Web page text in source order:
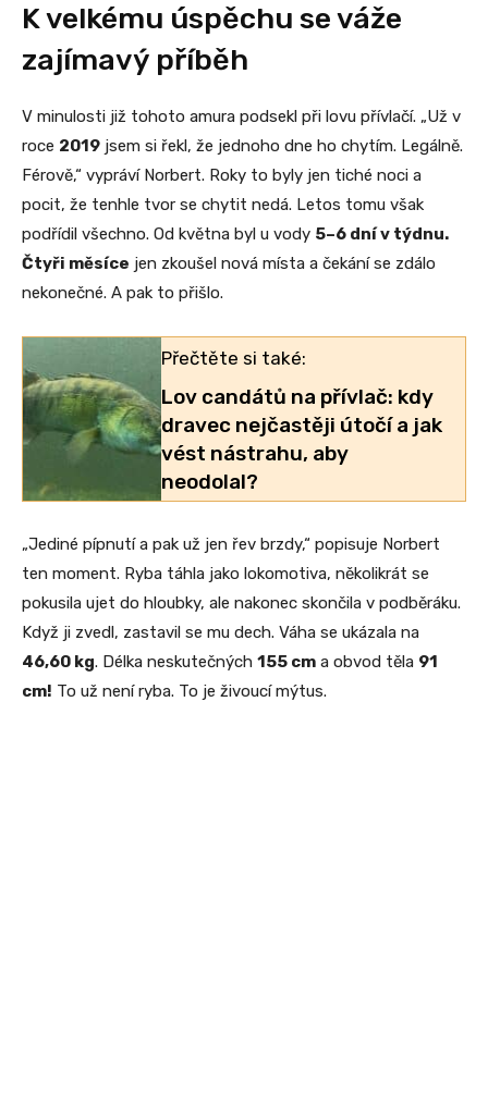
K velkému úspěchu se váže
zajímavý příběh
V minulosti již tohoto amura podsekl při lovu přívlačí. „Už v
roce 2019 jsem si řekl, že jednoho dne ho chytím. Legálně.
Férově,“ vypráví Norbert. Roky to byly jen tiché noci a
pocit, že tenhle tvor se chytit nedá. Letos tomu však
podřídil všechno. Od května byl u vody 5–6 dní v týdnu.
Čtyři měsíce jen zkoušel nová místa a čekání se zdálo
nekonečné. A pak to přišlo.
Přečtěte si také:
Lov candátů na přívlač: kdy
dravec nejčastěji útočí a jak
vést nástrahu, aby
neodolal?
„Jediné pípnutí a pak už jen řev brzdy,“ popisuje Norbert
ten moment. Ryba táhla jako lokomotiva, několikrát se
pokusila ujet do hloubky, ale nakonec skončila v podběráku.
Když ji zvedl, zastavil se mu dech. Váha se ukázala na
46,60 kg. Délka neskutečných 155 cm a obvod těla 91
cm! To už není ryba. To je živoucí mýtus.